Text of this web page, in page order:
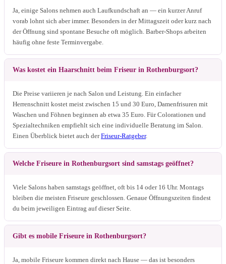
Ja, einige Salons nehmen auch Laufkundschaft an — ein kurzer Anruf
vorab lohnt sich aber immer. Besonders in der Mittagszeit oder kurz nach
der Öffnung sind spontane Besuche oft möglich. Barber-Shops arbeiten
häufig ohne feste Terminvergabe.
Was kostet ein Haarschnitt beim Friseur in Rothenburgsort?
Die Preise variieren je nach Salon und Leistung. Ein einfacher
Herrenschnitt kostet meist zwischen 15 und 30 Euro, Damenfrisuren mit
Waschen und Föhnen beginnen ab etwa 35 Euro. Für Colorationen und
Spezialtechniken empfiehlt sich eine individuelle Beratung im Salon.
Einen Überblick bietet auch derFriseur-Ratgeber.
Welche Friseure in Rothenburgsort sind samstags geöffnet?
Viele Salons haben samstags geöffnet, oft bis 14 oder 16 Uhr. Montags
bleiben die meisten Friseure geschlossen. Genaue Öffnungszeiten findest
du beim jeweiligen Eintrag auf dieser Seite.
Gibt es mobile Friseure in Rothenburgsort?
Ja, mobile Friseure kommen direkt nach Hause — das ist besonders